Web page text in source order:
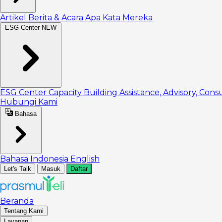
Artikel Berita & Acara Apa Kata Mereka
ESG Center NEW
ESG Center Capacity Building Assistance, Advisory,
Hubungi Kami
Bahasa
Bahasa Indonesia English
Let's Talk Masuk Daftar
Beranda
Tentang Kami